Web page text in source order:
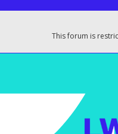
This forum is